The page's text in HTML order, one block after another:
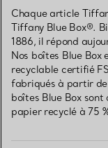
Chaque article
Tiffany Blue Box®.
1886, il répond
Nos boîtes Blue Box
recyclable certifié
fabriqués à partir
boîtes Blue Box
papier recyclé à 75